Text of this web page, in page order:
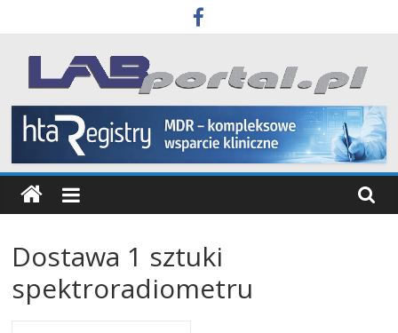
to
content
Labportal
Laboratoria
Aparatura
Badania
Dostawa 1 sztuki
spektroradiometru